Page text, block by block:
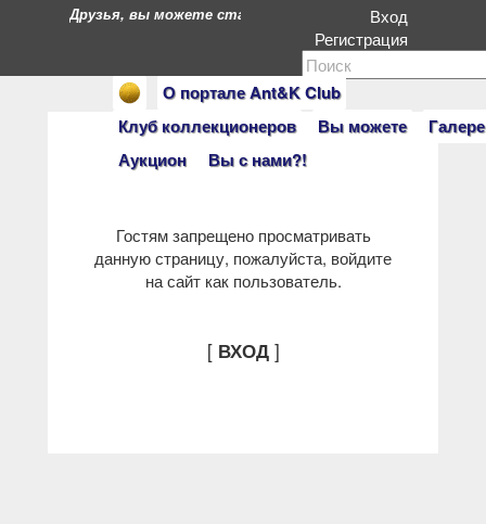
О портале Ant&K Club
Клуб коллекционеров
Вы можете
Аукцион
Вы с нами?!
Друзья, вы можете стать героями нашего портала.
Вход
Регистрация
Гостям запрещено просматривать
данную страницу, пожалуйста, войдите
на сайт как пользователь.
[ ВХОД]